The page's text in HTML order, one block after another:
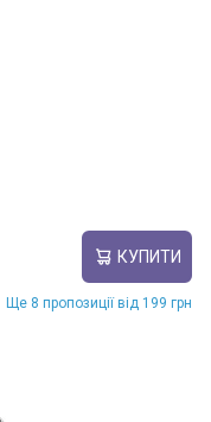
КУПИТИ
Ще 8 пропозиції від 199 грн